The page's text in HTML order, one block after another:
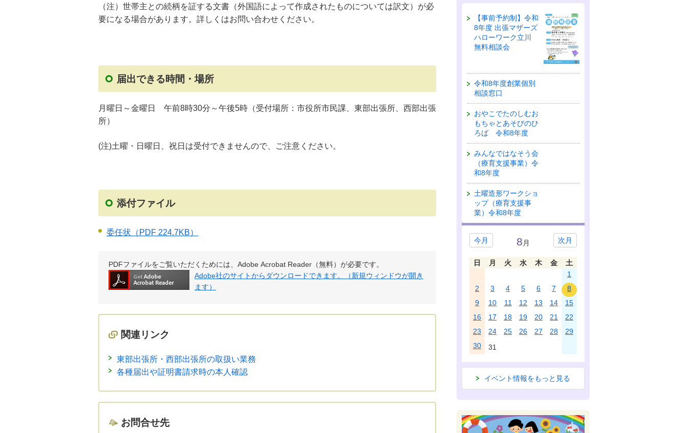
（注）世帯主との続柄を証する文書（外国語によって作成されたものについては訳文）が必
要になる場合があります。詳しくはお問い合わせください。
届出できる時間・場所
月曜日～金曜日 午前8時30分～午後5時（受付場所：市役所市民課、東部出張所、西部出張
所）
(注)土曜・日曜日、祝日は受付できませんので、ご注意ください。
添付ファイル
委任状 （PDF 224.7KB）
PDFファイルをご覧いただくためには、Adobe Acrobat Reader（無料）が必要です。
Adobe社のサイトからダウンロードできます。（新規ウィンドウが開き
ます）
関連リンク
東部出張所・西部出張所の取扱い業務
各種届出や証明書請求時の本人確認
お問合せ先
【事前予約制】令和
8年度 出張マザーズ
ハローワーク立川
無料相談会
令和8年度創業個別
相談窓口
おやこでたのしむお
もちゃとあそびのひ
ろば 令和8年度
みんなではなそう会
（療育支援事業）令
和8年度
土曜造形ワークショ
ップ（療育支援事
業）令和8年度
今月 次月
8 月
日 月 火 水 木 金
土
1
2
3 4 5 6 7
8
9
10 11 12 13 14
15
16
17 18 19 20 21
22
23
24 25 26 27 28
29
30
31
イベント情報をもっと見る